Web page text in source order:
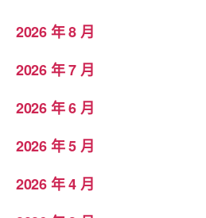
2026 年 8 月
2026 年 7 月
2026 年 6 月
2026 年 5 月
2026 年 4 月